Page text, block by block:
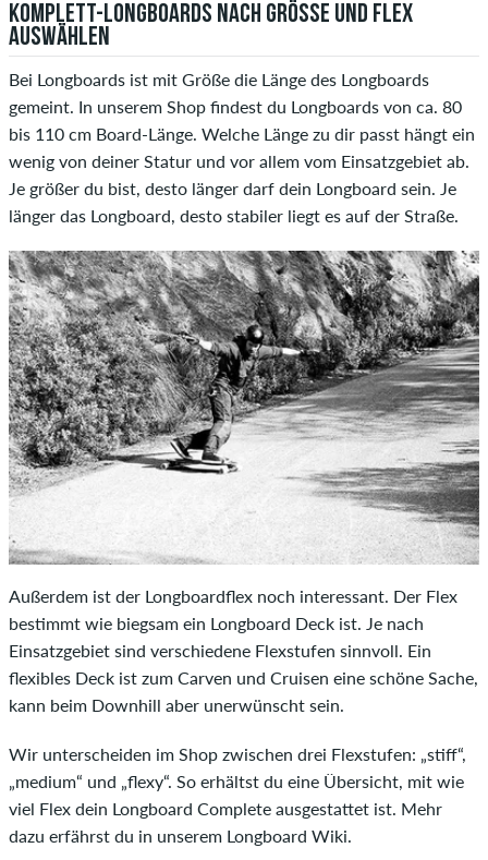
KOMPLETT-LONGBOARDS NACH GRÖSSE UND FLEX A
USWÄHLEN
Bei Longboards ist mit Größe die Länge des Longboards
gemeint. In unserem Shop findest du Longboards von ca. 80
bis 110 cm Board-Länge. Welche Länge zu dir passt hängt ein
wenig von deiner Statur und vor allem vom Einsatzgebiet ab.
Je größer du bist, desto länger darf dein Longboard sein. Je
länger das Longboard, desto stabiler liegt es auf der Straße.
Außerdem ist der Longboardflex noch interessant. Der Flex
bestimmt wie biegsam ein Longboard Deck ist. Je nach
Einsatzgebiet sind verschiedene Flexstufen sinnvoll. Ein
flexibles Deck ist zum Carven und Cruisen eine schöne Sache,
kann beim Downhill aber unerwünscht sein.
Wir unterscheiden im Shop zwischen drei Flexstufen: „stiff“,
„medium“ und „flexy“. So erhältst du eine Übersicht, mit wie
viel Flex dein Longboard Complete ausgestattet ist. Mehr
dazu erfährst du in unserem Longboard Wiki.